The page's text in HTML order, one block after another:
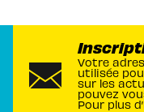
Votre
utilisée
sur les
pouvez
Pour plus